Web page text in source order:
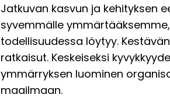
Jatkuvan kasvun ja kehityksen
syvemmälle
todellisuudessa löytyy.
ratkaisut. Keskeiseksi
ymmärryksen luominen
maailmaan.